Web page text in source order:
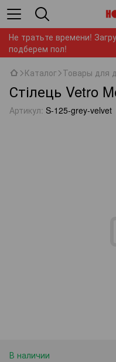
Не тратьте времени!
подберем пол!
Каталог Товары для
Стілець Vetro
Артикул: S-125-grey-velvet
В наличии